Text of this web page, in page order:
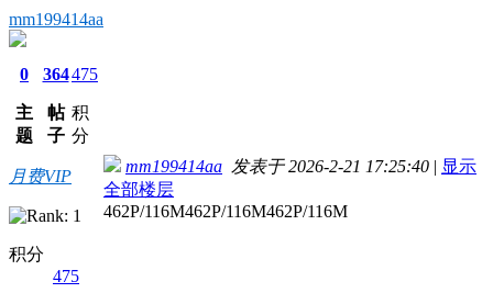
mm199414aa
0
主
题
364
帖
子
475
积
分
月费VIP
积分
475
mm199414aa 发表于 2026-2-21 17:25:40 | 显示
全部楼层
462P/116M462P/116M462P/116M